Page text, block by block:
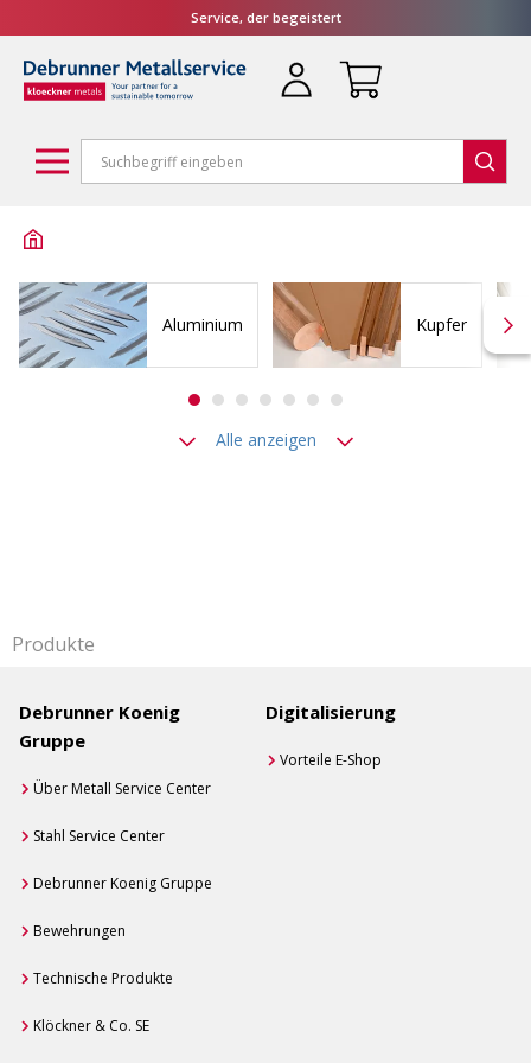
Service, der begeistert
Aluminium Kupfer
Alle anzeigen
Produkte
Debrunner Koenig
Gruppe
Über Metall Service Center
Stahl Service Center
Debrunner Koenig Gruppe
Bewehrungen
Technische Produkte
Klöckner & Co. SE
Digitalisierung
Vorteile E-Shop